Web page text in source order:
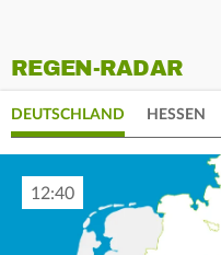
REGEN-RADAR
DEUTSCHLAND HESSEN
12:50